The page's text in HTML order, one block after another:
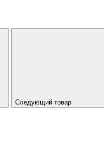
Следующий товар